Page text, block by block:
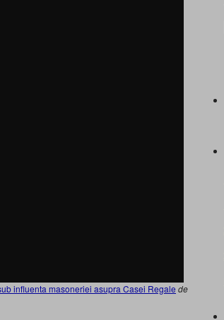
influenta masoneriei asupra Casei Regale de